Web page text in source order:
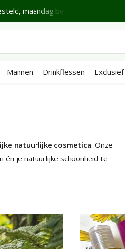
Verzenden €4,95 (NL)
Mannen Drinkflessen Exclusief
natuurlijke cosmetica. Onze
én je natuurlijke schoonheid te